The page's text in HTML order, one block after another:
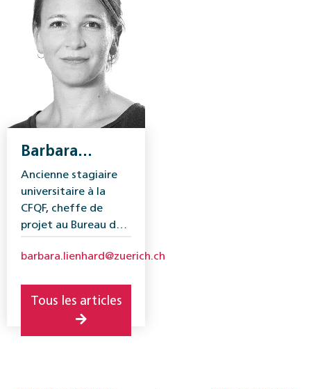
Barbara
Lienhard
Ancienne stagiaire
universitaire à la
CFQF, cheffe de
projet au Bureau de
Zurich
barbara.lienhard@zuerich.ch
Tous les articles